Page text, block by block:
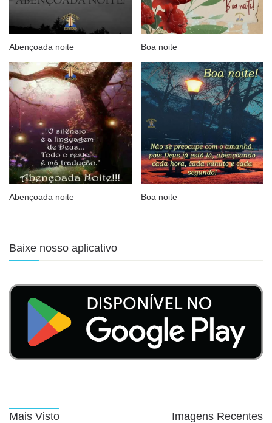
Abençoada noite Boa noite
Abençoada noite Boa noite
Baixe nosso aplicativo
Mais Visto Imagens Recentes